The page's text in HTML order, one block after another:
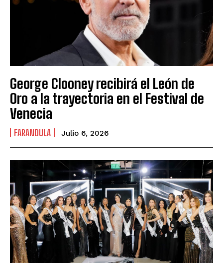
George Clooney recibirá el León de
Oro a la trayectoria en el Festival de
Venecia
FARANDULA Julio 6, 2026